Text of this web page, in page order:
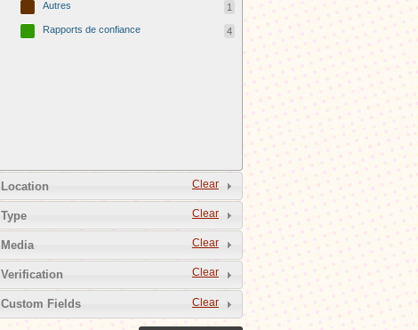
Autres 1
Rapports de confiance 4
Clear
Location
Clear
Type
Clear
Media
Clear
Verification
Clear
Custom Fields